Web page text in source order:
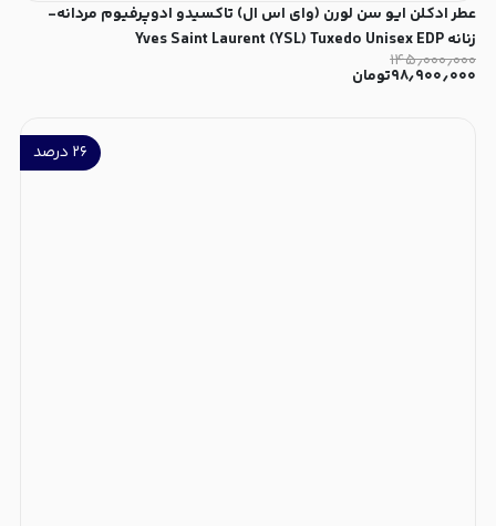
عطر ادکلن ایو سن لورن (وای اس ال) تاکسیدو ادوپرفیوم مردانه-
زنانه Yves Saint Laurent (YSL) Tuxedo Unisex EDP
۱۴۵٫۰۰۰٫۰۰۰
۹۸٫۹۰۰٫۰۰۰تومان
۲۶ درصد